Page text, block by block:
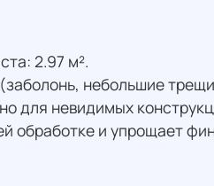
2.97 м².
небольшие
для невидимых
обработке и упрощает